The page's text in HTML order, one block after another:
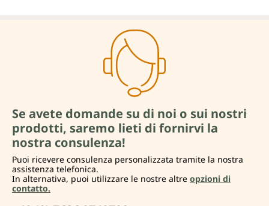
Se avete domande su di noi o sui nostri
prodotti, saremo lieti di fornirvi la
nostra consulenza!
Puoi ricevere consulenza personalizzata tramite la nostra
assistenza telefonica.
In alternativa, puoi utilizzare le nostre altre opzioni di
contatto.